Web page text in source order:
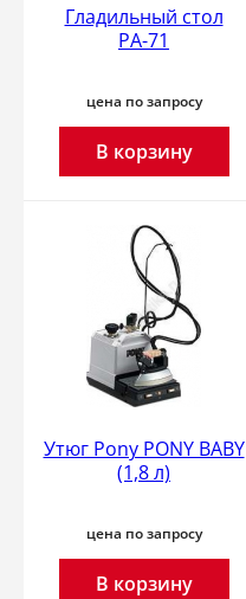
Гладильный стол
РА-71
цена по запросу
В корзину
Утюг Pony PONY BABY
(1,8 л)
цена по запросу
В корзину